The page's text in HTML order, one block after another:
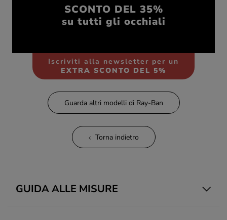
SCONTO DEL 35%
su tutti gli occhiali
Iscriviti alla newsletter per un
EXTRA SCONTO DEL 5%
Guarda altri modelli di Ray-Ban
Torna indietro
GUIDA ALLE MISURE